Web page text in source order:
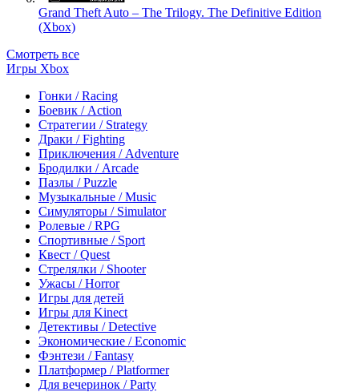
Grand Theft Auto – The Trilogy. The Definitive Edition
(Xbox)
Смотреть все
Игры Xbox
Гонки / Racing
Боевик / Action
Стратегии / Strategy
Драки / Fighting
Приключения / Adventure
Бродилки / Arcade
Пазлы / Puzzle
Музыкальные / Music
Симуляторы / Simulator
Ролевые / RPG
Спортивные / Sport
Квест / Quest
Стрелялки / Shooter
Ужасы / Horror
Игры для детей
Игры для Kinect
Детективы / Detective
Экономические / Economic
Фэнтези / Fantasy
Платформер / Platformer
Для вечеринок / Party